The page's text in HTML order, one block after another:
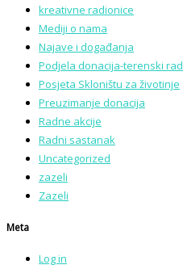
kreativne radionice
Mediji o nama
Najave i događanja
Podjela donacija-terenski rad
Posjeta Skloništu za životinje
Preuzimanje donacija
Radne akcije
Radni sastanak
Uncategorized
zazeli
Zazeli
Meta
Log in